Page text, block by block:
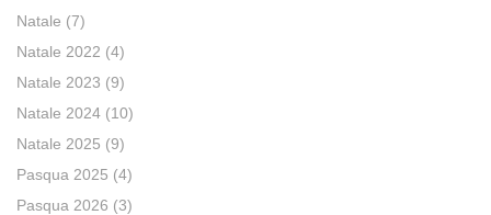
Natale (7)
Natale 2022 (4)
Natale 2023 (9)
Natale 2024 (10)
Natale 2025 (9)
Pasqua 2025 (4)
Pasqua 2026 (3)